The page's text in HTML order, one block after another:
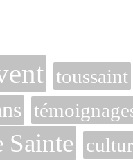
toussaint
Sainte